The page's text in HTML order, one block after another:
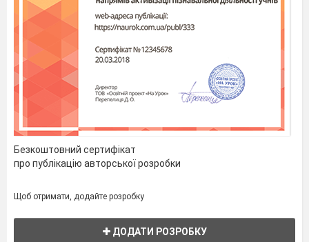
Безкоштовний сертифікат
про публікацію авторської розробки
Щоб отримати, додайте розробку
ДОДАТИ РОЗРОБКУ